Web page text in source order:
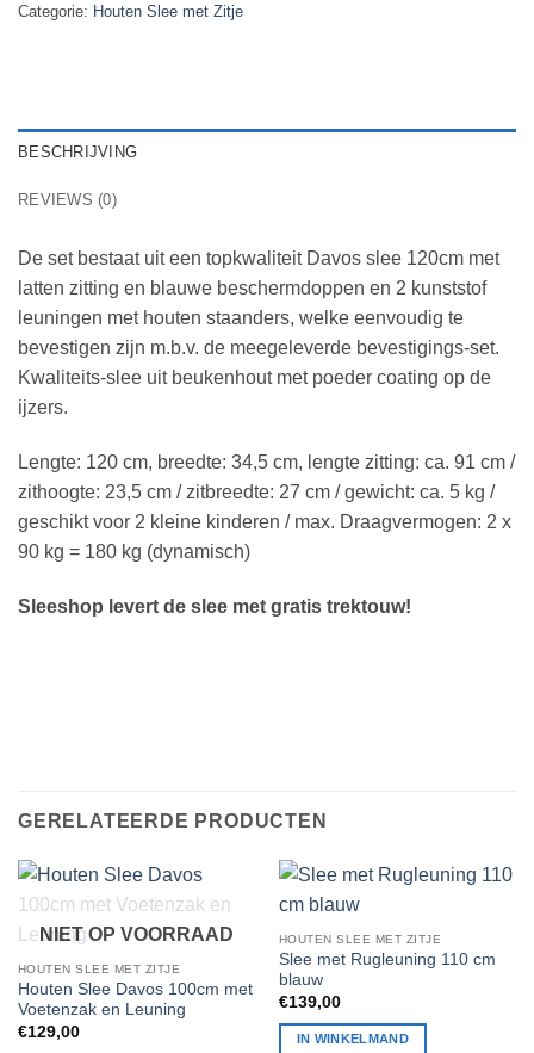
Categorie: Houten Slee met Zitje
BESCHRIJVING
REVIEWS (0)
De set bestaat uit een topkwaliteit Davos slee 120cm met
latten zitting en blauwe beschermdoppen en 2 kunststof
leuningen met houten staanders, welke eenvoudig te
bevestigen zijn m.b.v. de meegeleverde bevestigings-set.
Kwaliteits-slee uit beukenhout met poeder coating op de
ijzers.
Lengte: 120 cm, breedte: 34,5 cm, lengte zitting: ca. 91 cm /
zithoogte: 23,5 cm / zitbreedte: 27 cm / gewicht: ca. 5 kg /
geschikt voor 2 kleine kinderen / max. Draagvermogen: 2 x
90 kg = 180 kg (dynamisch)
Sleeshop levert de slee met gratis trektouw!
GERELATEERDE PRODUCTEN
NIET OP VOORRAAD
HOUTEN SLEE MET ZITJE
Houten Slee Davos 100cm met
Voetenzak en Leuning
€129,00
HOUTEN SLEE MET ZITJE
Slee met Rugleuning 110 cm
blauw
€139,00
IN WINKELMAND